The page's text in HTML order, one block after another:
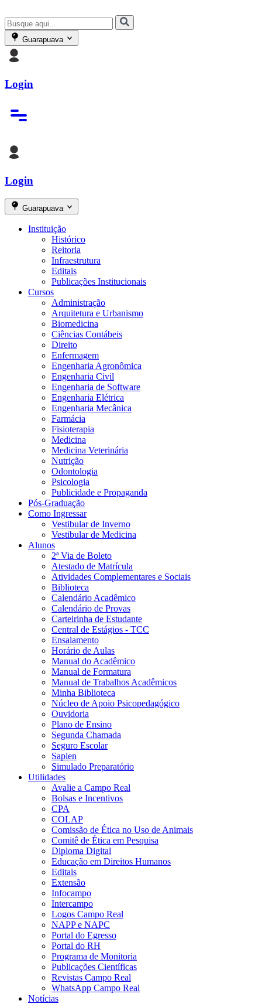
Guarapuava
Login
Login
Guarapuava
Instituição
Histórico
Reitoria
Infraestrutura
Editais
Publicações Institucionais
Cursos
Administração
Arquitetura e Urbanismo
Biomedicina
Ciências Contábeis
Direito
Enfermagem
Engenharia Agronômica
Engenharia Civil
Engenharia de Software
Engenharia Elétrica
Engenharia Mecânica
Farmácia
Fisioterapia
Medicina
Medicina Veterinária
Nutrição
Odontologia
Psicologia
Publicidade e Propaganda
Pós-Graduação
Como Ingressar
Vestibular de Inverno
Vestibular de Medicina
Alunos
2ª Via de Boleto
Atestado de Matrícula
Atividades Complementares e Sociais
Biblioteca
Calendário Acadêmico
Calendário de Provas
Carteirinha de Estudante
Central de Estágios - TCC
Ensalamento
Horário de Aulas
Manual do Acadêmico
Manual de Formatura
Manual de Trabalhos Acadêmicos
Minha Biblioteca
Núcleo de Apoio Psicopedagógico
Ouvidoria
Plano de Ensino
Segunda Chamada
Seguro Escolar
Sapien
Simulado Preparatório
Utilidades
Avalie a Campo Real
Bolsas e Incentivos
CPA
COLAP
Comissão de Ética no Uso de Animais
Comitê de Ética em Pesquisa
Diploma Digital
Educação em Direitos Humanos
Editais
Extensão
Infocampo
Intercampo
Logos Campo Real
NAPP e NAPC
Portal do Egresso
Portal do RH
Programa de Monitoria
Publicações Científicas
Revistas Campo Real
WhatsApp Campo Real
Notícias